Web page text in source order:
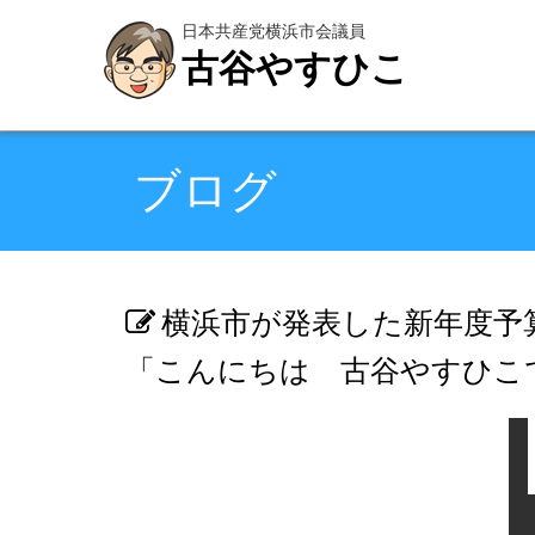
日本共産党横浜市会議員
古谷やすひこ
ブログ
横浜市が発表した新年度
「こんにちは 古谷やすひこ